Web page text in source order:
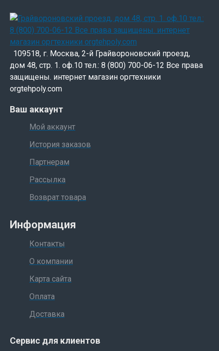
109518, г. Москва, 2-й Грайвороновский проезд,
дом 48, стр. 1. оф.10 тел.: 8 (800) 700-06-12 Все права
защищены. интернет магазин оргтехники
orgtehpoly.com
Ваш аккаунт
Мой аккаунт
История заказов
Партнерам
Рассылка
Возврат товара
Информация
Контакты
О компании
Карта сайта
Оплата
Доставка
Сервис для клиентов